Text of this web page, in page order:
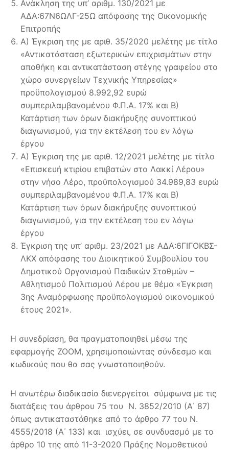
Ανάκληση της υπ’ αριθμ. 130/2021 με
ΑΔΑ:67Ν6ΩΛΓ-25Ω απόφασης της Οικονομικής
Επιτροπής
Α) Έγκριση της με αριθ. 35/2020 μελέτης με τίτλο
«Αντικατάσταση εξωτερικών επιχρισμάτων στην
αποθήκη και αντικατάσταση στέγης γραφείου στο
χώρο συνεργείων Τεχνικής Υπηρεσίας»
προϋπολογισμού 8.992,92 ευρώ
συμπεριλαμβανομένου Φ.Π.Α. 17% και Β)
Κατάρτιση των όρων διακήρυξης συνοπτικού
διαγωνισμού, για την εκτέλεση του εν λόγω
έργου
Α) Έγκριση της με αριθ. 12/2021 μελέτης με τίτλο
«Επισκευή κτιρίου επιβατών στο Λακκί Λέρου»
στην νήσο Λέρο, προϋπολογισμού 34.989,83 ευρώ
συμπεριλαμβανομένου Φ.Π.Α. 17% και Β)
Κατάρτιση των όρων διακήρυξης συνοπτικού
διαγωνισμού, για την εκτέλεση του εν λόγω
έργου
Έγκριση της υπ’ αριθμ. 23/2021 με ΑΔΑ:6ΓΙΓΟΚΒΣ-
ΛΚΧ απόφασης του Διοικητικού Συμβουλίου του
Δημοτικού Οργανισμού Παιδικών Σταθμών –
Αθλητισμού Πολιτισμού Λέρου με θέμα «Έγκριση
3ης Αναμόρφωσης προϋπολογισμού οικονομικού
έτους 2021».
Η συνεδρίαση, θα πραγματοποιηθεί μέσω της
εφαρμογής ZOOM, χρησιμοποιώντας σύνδεσμο και
κωδικούς που θα σας γνωστοποιηθούν.
Η ανωτέρω διαδικασία διενεργείται σύμφωνα με τις
διατάξεις του άρθρου 75 του Ν. 3852/2010 (Α΄ 87)
όπως αντικαταστάθηκε από το άρθρο 77 του Ν.
4555/2018 (Α΄ 133) και ισχύει, σε συνδυασμό με το
άρθρο 10 της από 11-3-2020 Πράξης Νομοθετικού